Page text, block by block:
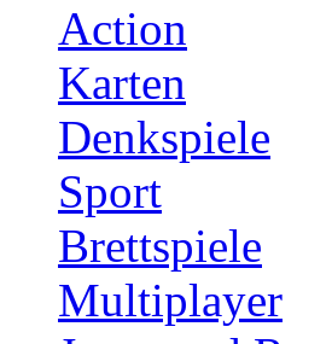
Action
Karten
Denkspiele
Sport
Brettspiele
Multiplayer